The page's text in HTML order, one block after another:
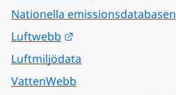
Nationella emissionsdatabasen
Luftwebb
Luftmiljödata
VattenWebb